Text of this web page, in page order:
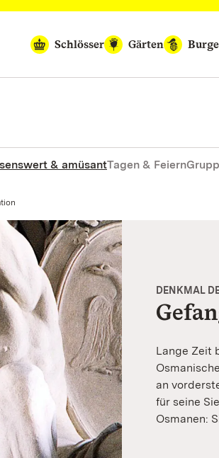
Schlösser
Gärten
& amüsantTagen & Feiern
DENKMAL
Lange Zeit
an
für seine
Osmanen: